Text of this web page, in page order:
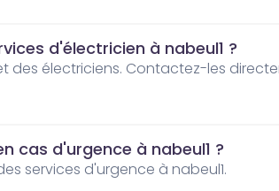
d'électricien à nabeul1 ?
cas d'urgence à nabeul1 ?
services d'urgence à nabeul1.